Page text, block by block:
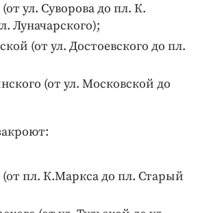
ул. Суворова до пл. К.
Луначарского);
(от ул. Достоевского до пл.
(от ул. Московской до
пл. К.Маркса до пл. Старый